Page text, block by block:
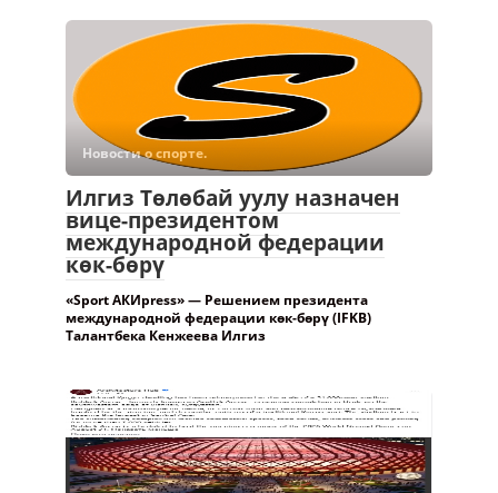
Илгиз Төлөбай уулу назначен
вице-президентом
международной федерации
көк-бөрү
«Sport АКИpress» — Решением президента
международной федерации көк-бөрү (IFKB)
Талантбека Кенжеева Илгиз
Международный
архитектурный паблик оценил
проект стадиона «Бишкек
Арена» —